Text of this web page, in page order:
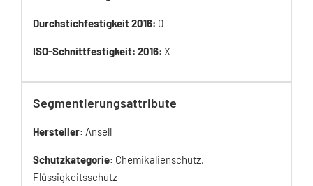
Durchstichfestigkeit 2016: 0
ISO-Schnittfestigkeit: 2016: X
Segmentierungsattribute
Hersteller: Ansell
Schutzkategorie: Chemikalienschutz,
Flüssigkeitsschutz